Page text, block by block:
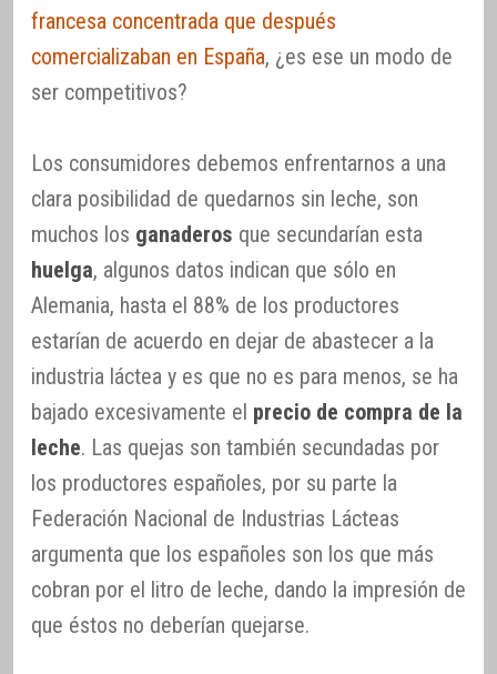
francesa concentrada que después
comercializaban en España, ¿es ese un modo de
ser competitivos?
Los consumidores debemos enfrentarnos a una
clara posibilidad de quedarnos sin leche, son
muchos los ganaderos que secundarían esta
huelga, algunos datos indican que sólo en
Alemania, hasta el 88% de los productores
estarían de acuerdo en dejar de abastecer a la
industria láctea y es que no es para menos, se ha
bajado excesivamente el precio de compra de la
leche. Las quejas son también secundadas por
los productores españoles, por su parte la
Federación Nacional de Industrias Lácteas
argumenta que los españoles son los que más
cobran por el litro de leche, dando la impresión de
que éstos no deberían quejarse.